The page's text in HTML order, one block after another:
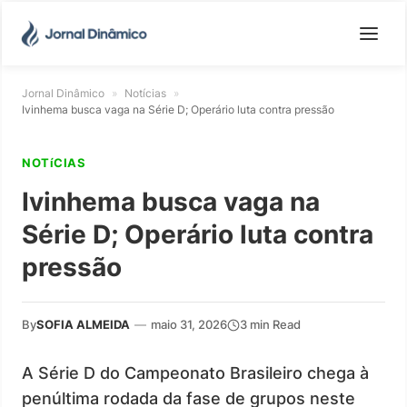
Jornal Dinâmico » Notícias »
Ivinhema busca vaga na Série D; Operário luta contra pressão
NOTíCIAS
Ivinhema busca vaga na
Série D; Operário luta contra
pressão
BySOFIA ALMEIDA — maio 31, 2026 3 min Read
A Série D do Campeonato Brasileiro chega à
penúltima rodada da fase de grupos neste